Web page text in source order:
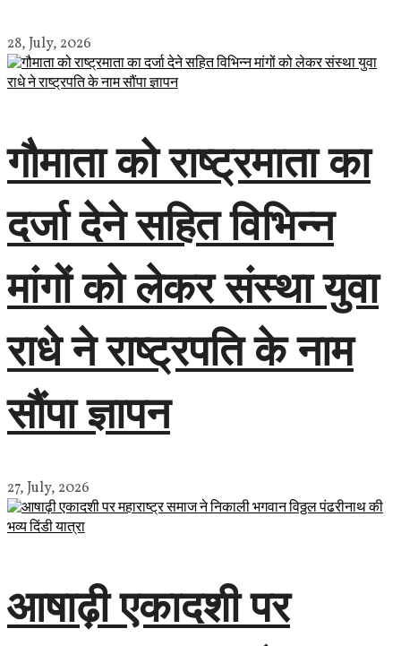
28, July, 2026
गौमाता को राष्ट्रमाता का
दर्जा देने सहित विभिन्न
मांगों को लेकर संस्था युवा
राधे ने राष्ट्रपति के नाम
सौंपा ज्ञापन
27, July, 2026
आषाढ़ी एकादशी पर